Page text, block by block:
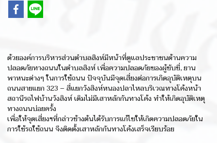
ด้วยองค์การบริหารส่วนตำบลสิงห์มีหน้าที่ดูแลประชาชนด้านความ
ปลอดภัยทางถนนในตำบลสิงห์ เพื่อความปลอดภัยของผู้ขับขี่, ยาน
พาหนะต่างๆ ในการใช้ถนน ปัจจุบันมีจุดเสี่ยงต่อการเกิดอุบัติเหตุบน
ถนนสายแยก 323 – สี่แยกวังสิงห์หนองปลาไหลบริเวณทางโค้งหน้า
สถานีรถไฟบ้านวังสิงห์ เดิมไม่มีเสาหลักกันทางโค้ง ทำให้เกิดอุบัติเหตุ
ทางถนนบ่อยครั้ง
เพื่อให้จุดเสี่ยงฯที่กล่าวข้างต้นได้รับการแก้ไขให้เกิดความปลอดภัยใน
การใช้รถใช้ถนน จึงติดตั้งเสาหลักกันทางโค้งเสร็จเรียบร้อย